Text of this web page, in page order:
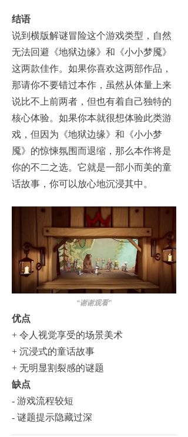
结语
说到横版解谜冒险这个游戏类型，自然
无法回避《地狱边缘》和《小小梦魇》
这两款佳作。如果你喜欢这两部作品，
那请你不要错过本作，虽然从体量上来
说比不上前两者，但也有着自己独特的
核心体验。如果你本就很想体验此类游
戏，但因为《地狱边缘》和《小小梦
魇》的惊悚氛围而退缩，那么本作将是
你的不二之选。它就是一部小而美的童
话故事，你可以放心地沉浸其中。
“谢谢观看”
优点
+ 令人视觉享受的场景美术
+ 沉浸式的童话故事
+ 无明显割裂感的谜题
缺点
- 游戏流程较短
- 谜题提示隐藏过深